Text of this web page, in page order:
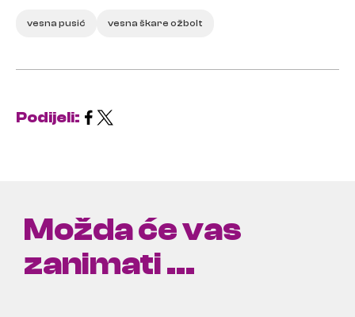
vesna pusić vesna škare ožbolt
Podijeli:
Možda će vas
zanimati ...